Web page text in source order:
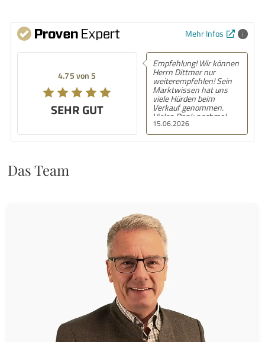
Mehr Infos
4.75 von 5
SEHR GUT
15.06.2026
Empfehlung! Wir können
Herrn Dittmer nur
weiterempfehlen! Sein
Marktwissen hat uns
viele Hürden beim
Verkauf genommen.
Vielen Dank nochmal.
Das Team